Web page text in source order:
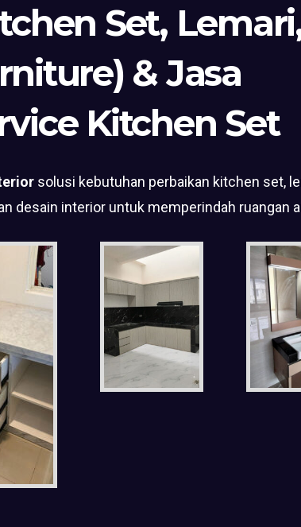
Set,
& Jasa
Kitchen Set
solusi kebutuhan perbaikan kitchen set,
desain interior untuk memperindah ruangan